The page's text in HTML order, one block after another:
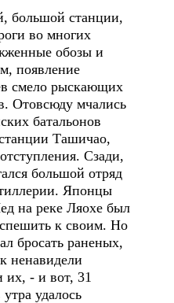
большой станции,
во многих
обозы и
появление
смело рыскающих
Отовсюду мчались
батальонов
Ташичао,
Сзади,
большой отряд
Японцы
на реке Ляохе был
к своим. Но
бросать раненых,
ненавидели
их, - и вот, 31
удалось